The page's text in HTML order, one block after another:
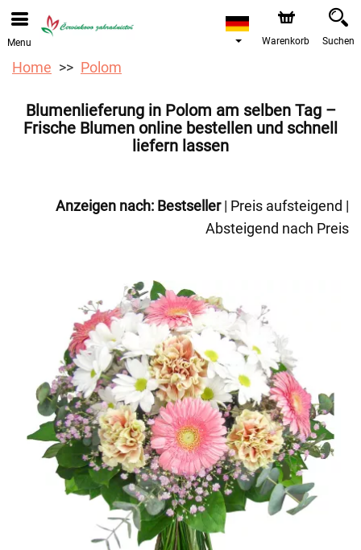
Bestellungen über unseren Onlineshop nehmen wir gerne
entgegen. Der frühestmögliche Liefertermin ist ab dem
12.08.2026 aufgrund von Betriebsurlaub.
Menu Warenkorb Suchen
Home Polom
Blumenlieferung in Polom am selben Tag –
Frische Blumen online bestellen und schnell
liefern lassen
Anzeigen nach: Bestseller| Preis aufsteigend |
Absteigend nach Preis